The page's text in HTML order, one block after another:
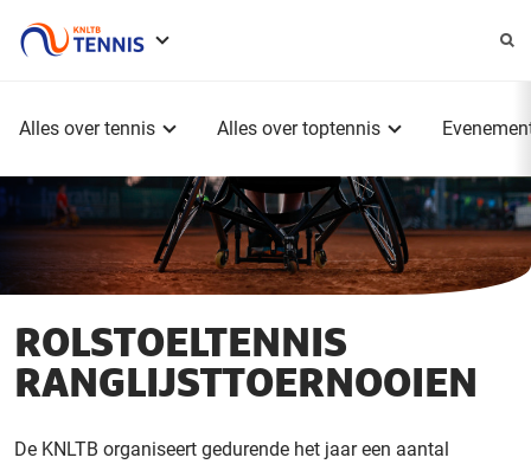
Alles over tennis Alles over toptennis
ROLSTOELTENNIS
RANGLIJSTTOERNOOIEN
De KNLTB organiseert gedurende het jaar een aantal